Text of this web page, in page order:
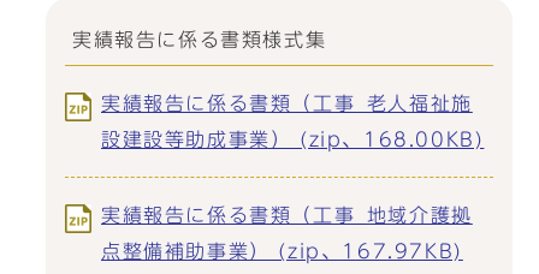
実績報告に係る書類様式集
実績報告に係る書類（工事_老人福祉施
設建設等助成事業） (zip、168.00KB)
実績報告に係る書類（工事_地域介護拠
点整備補助事業） (zip、167.97KB)